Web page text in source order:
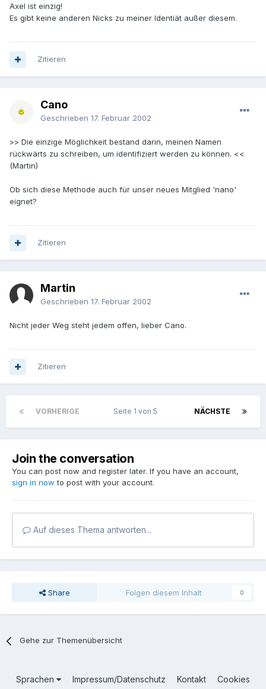
Axel ist einzig!
Es gibt keine anderen Nicks zu meiner Identiät außer diesem.
Zitieren
Cano
Geschrieben 17. Februar 2002
>> Die einzige Möglichkeit bestand darin, meinen Namen
rückwärts zu schreiben, um identifiziert werden zu können. <<
(Martin)
Ob sich diese Methode auch für unser neues Mitglied 'nano'
eignet?
Zitieren
Martin
Geschrieben 17. Februar 2002
Nicht jeder Weg steht jedem offen, lieber Cano.
Zitieren
VORHERIGE NÄCHSTE
Seite 1 von 5
Join the conversation
You can post now and register later. If you have an account,
sign in now to post with your account.
Auf dieses Thema antworten...
Share Folgen diesem Inhalt 0
Gehe zur Themenübersicht
Sprachen Impressum/Datenschutz Kontakt Cookies